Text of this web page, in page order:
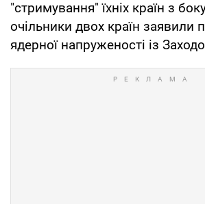
"стримування" їхніх країн з
очільники двох країн заявили
ядерної напруженості із